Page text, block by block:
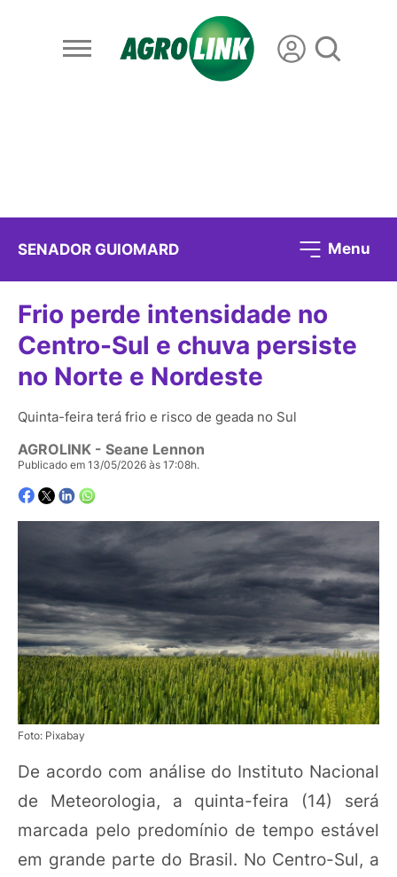
SENADOR GUIOMARD Menu
Frio perde intensidade no
Centro-Sul e chuva persiste
no Norte e Nordeste
Quinta-feira terá frio e risco de geada no Sul
AGROLINK - Seane Lennon
Publicado em 13/05/2026 às 17:08h.
Foto: Pixabay
De acordo com análise do Instituto Nacional
de Meteorologia, a quinta-feira (14) será
marcada pelo predomínio de tempo estável
em grande parte do Brasil. No Centro-Sul, a